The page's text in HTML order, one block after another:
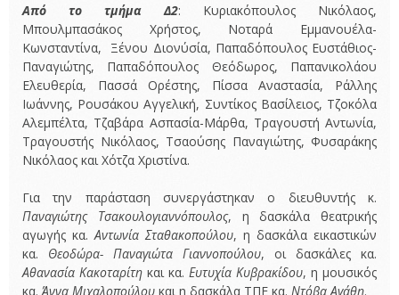
Από το τμήμα Δ2: Κυριακόπουλος Νικόλαος,
Μπουλμπασάκος Χρήστος, Νοταρά Εμμανουέλα-
Κωνσταντίνα, Ξένου Διονύσία, Παπαδόπουλος Ευστάθιος-
Παναγιώτης, Παπαδόπουλος Θεόδωρος, Παπανικολάου
Ελευθερία, Πασσά Ορέστης, Πίσσα Αναστασία, Ράλλης
Ιωάννης, Ρουσάκου Αγγελική, Συντίκος Βασίλειος, Τζοκόλα
Αλεμπέλτα, Τζαβάρα Ασπασία-Μάρθα, Τραγουστή Αντωνία,
Τραγουστής Νικόλαος, Τσαούσης Παναγιώτης, Φυσαράκης
Νικόλαος και Χότζα Χριστίνα.
Για την παράσταση συνεργάστηκαν ο διευθυντής κ.
Παναγιώτης Τσακουλογιαννόπουλος, η δασκάλα θεατρικής
αγωγής κα.Αντωνία Σταθακοπούλου, η δασκάλα εικαστικών
κα. Θεοδώρα- Παναγιώτα Γιαννοπούλου, οι δασκάλες κα.
Αθανασία Κακοταρίτη και κα. Ευτυχία Κυβρακίδου, η μουσικός
κα.Άννα Μιχαλοπούλου και η δασκάλα ΤΠΕ κα. Ντόβα Αγάθη.